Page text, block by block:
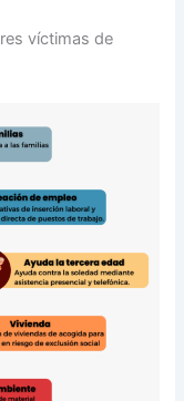
víctimas de